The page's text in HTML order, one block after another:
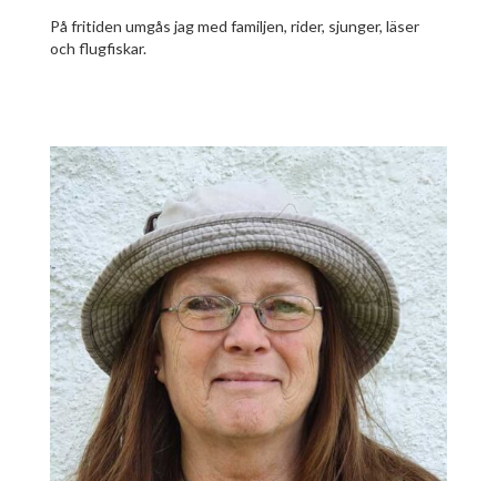
På fritiden umgås jag med familjen, rider, sjunger, läser
och flugfiskar.